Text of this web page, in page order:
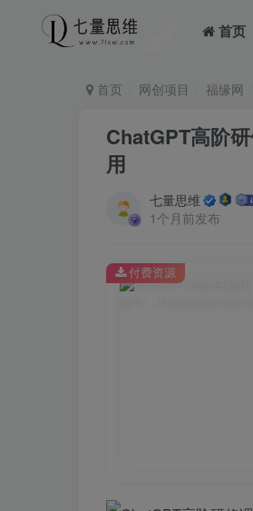
首页
首页 网创项目 福缘网
ChatGPT高阶
用
七量思维
1个月前发布
付费资源